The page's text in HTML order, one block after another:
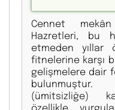
Cennet
Hazretleri, bu
etmeden yıllar
fitnelerine karşı
gelişmelere dair
bulunmuştur.
(ümitsizliğe)
özellikle